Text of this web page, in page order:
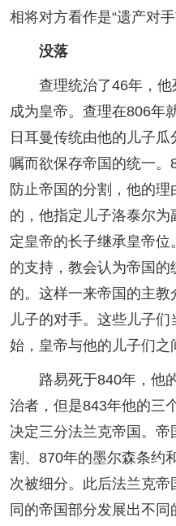
相将对方看作是“遗产对手”
没落
查理统治了46年，他
成为皇帝。查理在806年
日耳曼传统由他的儿子
嘱而欲保存帝国的统一
防止帝国的分割，他的
的，他指定儿子洛泰尔
定皇帝的长子继承皇帝
的支持，教会认为帝国
的。这样一来帝国的主
儿子的对手。这些儿子
始，皇帝与他的儿子们之
路易死于840年，他的
治者，但是843年他的三
决定三分法兰克帝国。
割、870年的墨尔森条约
次被细分。此后法兰克
同的帝国部分发展出不